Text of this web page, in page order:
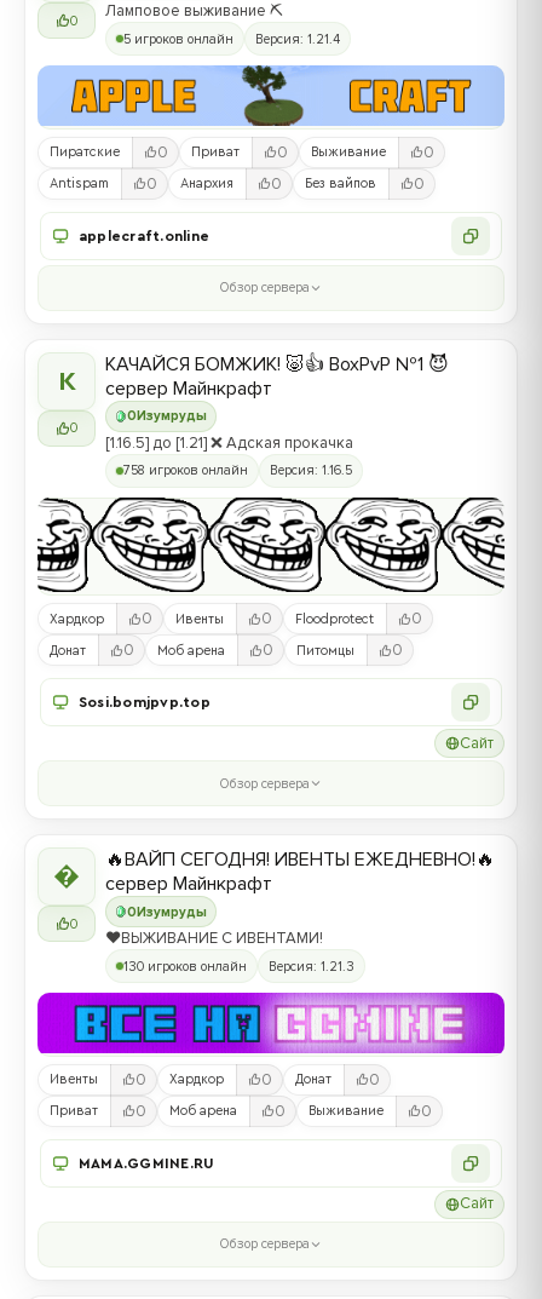
0 Ламповое выживание ⛏️
5 игроков онлайн Версия: 1.21.4
Пиратские 0 Приват 0 Выживание 0
Antispam 0 Анархия 0 Без вайпов 0
applecraft.online
Обзор сервера
К
0
0 Изумруды
КАЧАЙСЯ БОМЖИК! 🐷👍 BoxPvP №1 😈
сервер Майнкрафт
[1.16.5] до [1.21] ❌ Адская прокачка
758 игроков онлайн Версия: 1.16.5
Хардкор 0 Ивенты 0 Floodprotect 0
Донат 0 Моб арена 0 Питомцы 0
Sosi.bomjpvp.top
Сайт
Обзор сервера

0
0Изумруды
🔥ВАЙП СЕГОДНЯ! ИВЕНТЫ ЕЖЕДНЕВНО!🔥
сервер Майнкрафт
❤️ВЫЖИВАНИЕ С ИВЕНТАМИ!
130 игроков онлайн Версия: 1.21.3
Ивенты 0 Хардкор 0 Донат 0
Приват 0 Моб арена 0 Выживание 0
MAMA.GGMINE.RU
Сайт
Обзор сервера